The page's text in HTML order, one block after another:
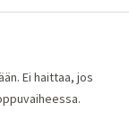
Ei haittaa, jos